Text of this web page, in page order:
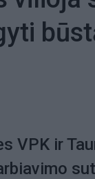
VPK ir